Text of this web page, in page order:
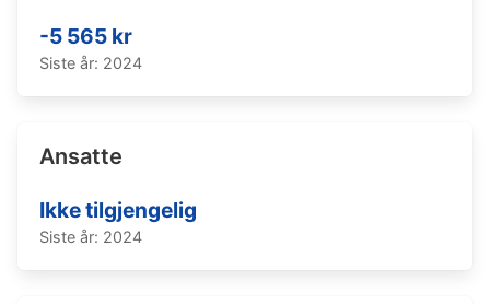
-5 565 kr
Siste år: 2024
Ansatte
Ikke tilgjengelig
Siste år: 2024